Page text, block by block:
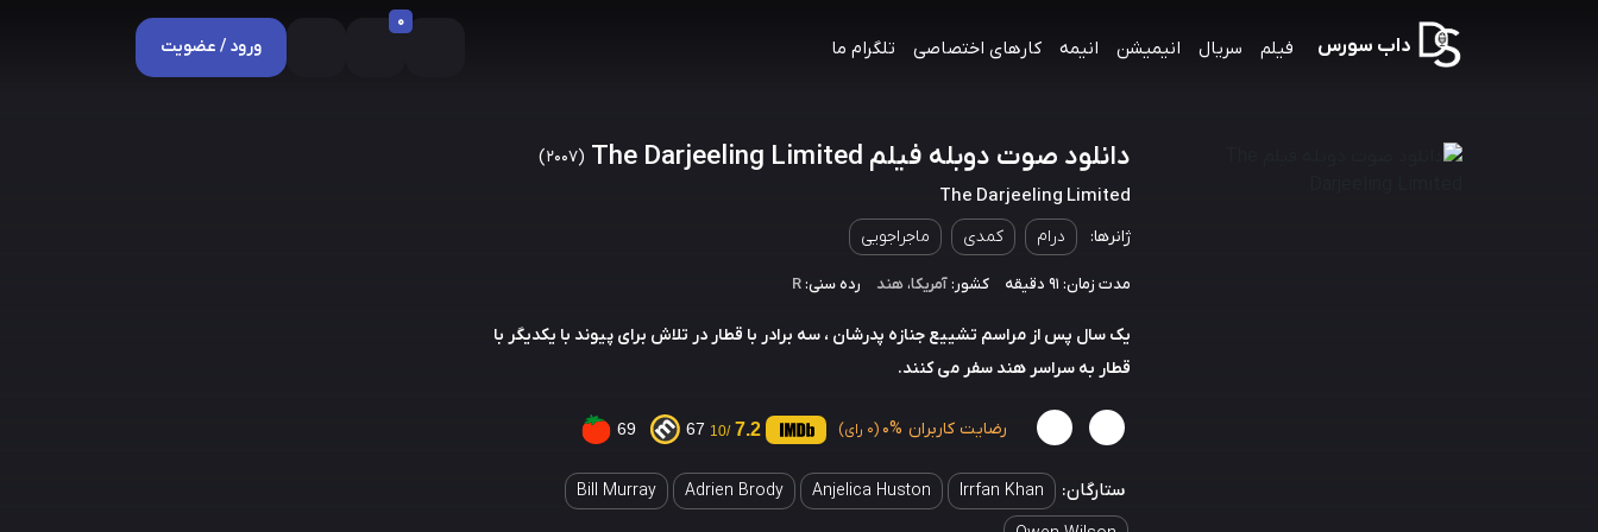
داب سورس فیلم سریال انیمیشن انیمه کارهای اختصاصی تلگرام ما
0
ورود / عضویت
دانلود صوت دوبله فیلم The Darjeeling Limited (2007)
The Darjeeling Limited
ژانرها: درام کمدی ماجراجویی
مدت زمان: 91 دقیقه کشور:آمریکا،هند رده سنی:R
یک سال پس از مراسم تشییع جنازه پدرشان ، سه برادر با قطار در تلاش برای پیوند با یکدیگر با
قطار به سراسر هند سفر می کنند.
رضایت کاربران 0% (0 رای) 7.2
/10
67
69
ستارگان: Irrfan Khan
Anjelica Huston
Adrien Brody
Bill Murray